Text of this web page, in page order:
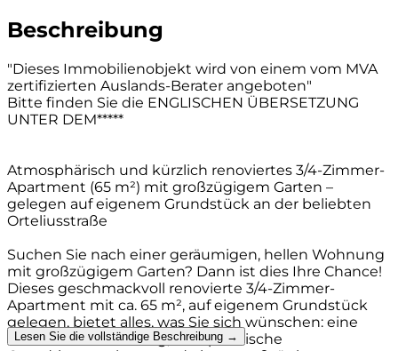
Beschreibung
"Dieses Immobilienobjekt wird von einem vom MVA
zertifizierten Auslands-Berater angeboten"
Bitte finden Sie die ENGLISCHEN ÜBERSETZUNG
UNTER DEM*****
Atmosphärisch und kürzlich renoviertes 3/4-Zimmer-
Apartment (65 m²) mit großzügigem Garten –
gelegen auf eigenem Grundstück an der beliebten
Orteliusstraße
Suchen Sie nach einer geräumigen, hellen Wohnung
mit großzügigem Garten? Dann ist dies Ihre Chance!
Dieses geschmackvoll renovierte 3/4-Zimmer-
Apartment mit ca. 65 m², auf eigenem Grundstück
gelegen, bietet alles, was Sie sich wünschen: eine
moderne Ausstattung, eine praktische
Lesen Sie die vollständige Beschreibung →